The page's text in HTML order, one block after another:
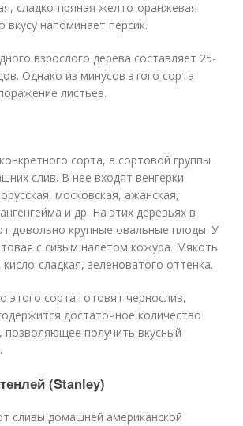
сладко-пряная желто-оранжевая
вкусу напоминает персик.
взрослого дерева составляет 25-
Однако из минусов этого сорта
листьев.
сорта, а сортовой группы
слив. В нее входят венгерки
московская, ажанская,
и др. На этих деревьях в
довольно крупные овальные плоды. У
с сизым налетом кожура. Мякоть
сладкая, зеленоватого оттенка.
этого сорта готовят чернослив,
достаточное количество
позволяющее получить вкусный
(Stanley)
сливы домашней американской